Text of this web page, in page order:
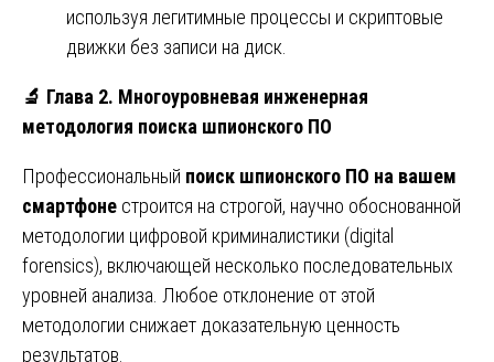
используя легитимные процессы и скриптовые
движки без записи на диск.
🔬 Глава 2. Многоуровневая инженерная
методология поиска шпионского ПО
Профессиональный поиск шпионского ПО на вашем
смартфоне строится на строгой, научно обоснованной
методологии цифровой криминалистики (digital
forensics), включающей несколько последовательных
уровней анализа. Любое отклонение от этой
методологии снижает доказательную ценность
результатов.